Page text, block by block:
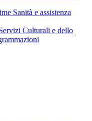
Sanità e assistenza
Culturali e dello